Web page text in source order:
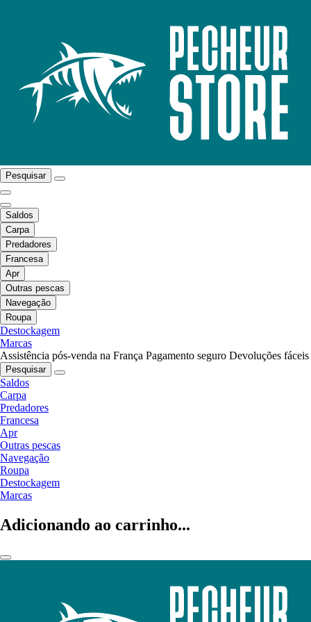
Pesquisar
Saldos
Carpa
Predadores
Francesa
Apr
Outras pescas
Navegação
Roupa
Destockagem
Marcas
Assistência pós-venda na França Pagamento seguro Devoluções fáceis
Pesquisar
Saldos
Carpa
Predadores
Francesa
Apr
Outras pescas
Navegação
Roupa
Destockagem
Marcas
Adicionando ao carrinho...